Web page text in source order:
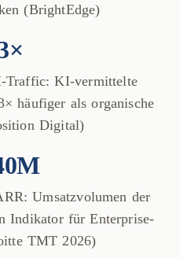
(BrightEdge)
Traffic: KI-vermittelte
häufiger als organische
Digital)
Umsatzvolumen der
Indikator für Enterprise-
TMT 2026)